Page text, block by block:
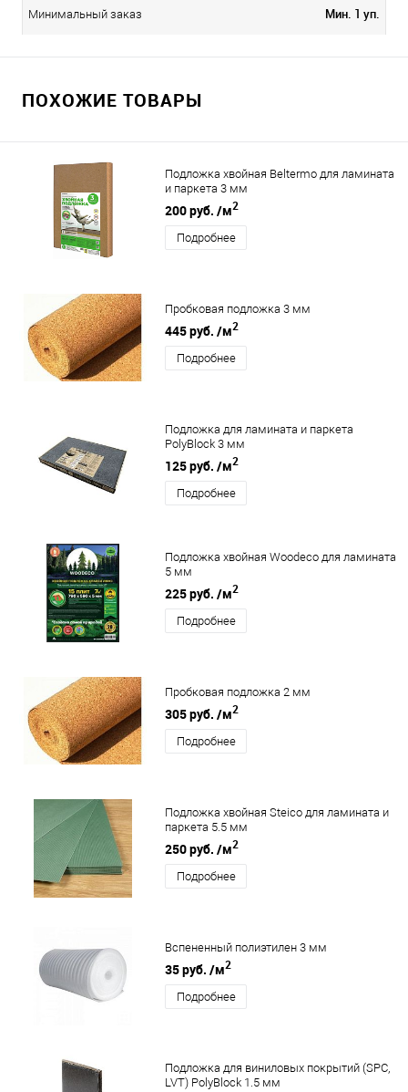
Минимальный заказ Мин. 1 уп.
ПОХОЖИЕ ТОВАРЫ
Подложка хвойная Beltermo для ламината
и паркета 3 мм
200 руб. /м2
Подробнее
Пробковая подложка 3 мм
445 руб. /м2
Подробнее
Подложка для ламината и паркета
PolyBlock 3 мм
125 руб. /м2
Подробнее
Подложка хвойная Woodeco для ламината
5 мм
225 руб. /м2
Подробнее
Пробковая подложка 2 мм
305 руб. /м2
Подробнее
Подложка хвойная Steico для ламината и
паркета 5.5 мм
250 руб. /м2
Подробнее
Вспененный полиэтилен 3 мм
35 руб. /м2
Подробнее
Подложка для виниловых покрытий (SPC,
LVT) PolyBlock 1.5 мм